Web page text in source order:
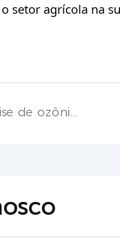
setor agrícola na
Aplicação de instrumentos de análise de ozônio em vinícolas